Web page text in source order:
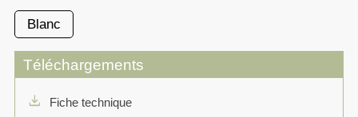
Blanc
Téléchargements
download Fiche technique